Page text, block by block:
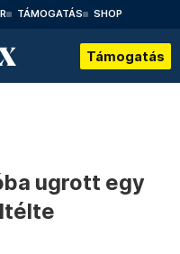
TÁMOGATÁS SHOP
Támogatás
ugrott egy